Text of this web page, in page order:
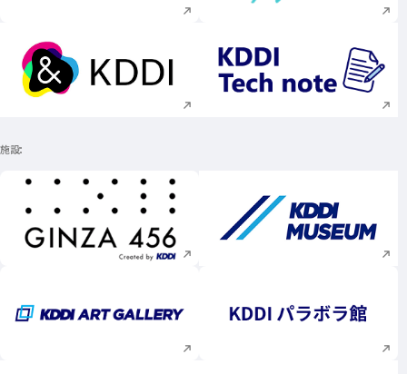
新規ウィンドウで開く 新規ウィンドウで
施設
新規ウィンドウで開く 新規ウィンドウで
新規ウィンドウで開く 新規ウィンドウで